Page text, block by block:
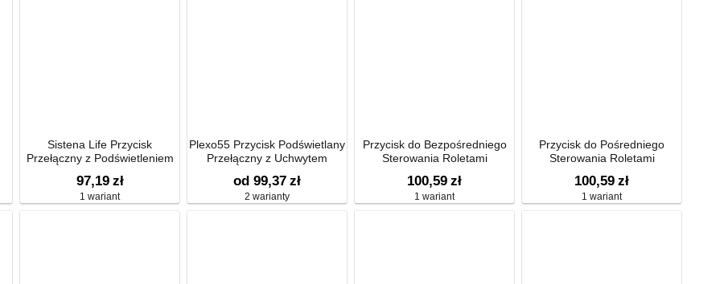
Sistena Life Przycisk
Przełączny z Podświetleniem
97,19 zł
1 wariant
Plexo55 Przycisk Podświetlany
Przełączny z Uchwytem
od 99,37 zł
2 warianty
Przycisk do Bezpośredniego
Sterowania Roletami
100,59 zł
1 wariant
Przycisk do Pośredniego
Sterowania Roletami
100,59 zł
1 wariant